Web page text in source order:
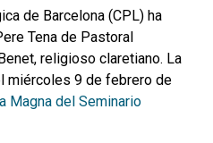
de Barcelona (CPL) ha
Tena de Pastoral
religioso claretiano. La
miércoles 9 de febrero de
Magna del Seminario